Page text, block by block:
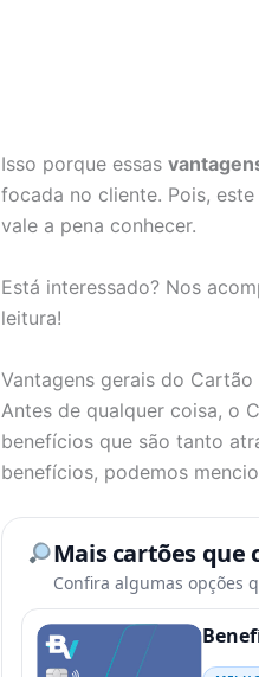
Isso porque essas
focada no cliente. Pois,
vale a pena conhecer.
Está interessado? Nos
leitura!
Vantagens gerais do
Antes de qualquer coisa, o
benefícios que são tanto
benefícios, podemos
Mais cartões que
Confira algumas opções